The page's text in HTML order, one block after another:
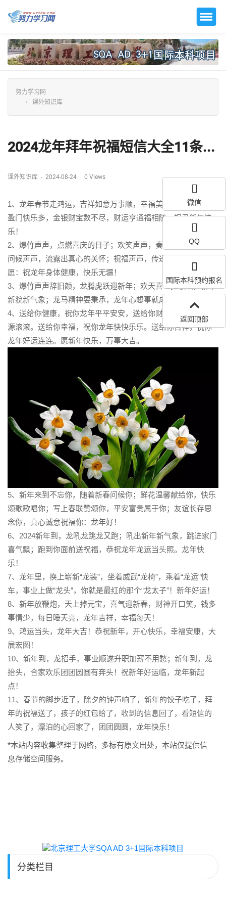
努力学习网
课外知识库
2024龙年拜年祝福短信大全11条...
课外知识库 - 2024-08-24 0 Views
1、龙年春节走鸿运，吉祥如意万事顺，幸福美满乐开怀，喜气
盈门快乐多，金银财宝数不尽，财运亨通福相随，祝君新年快
乐！
2、爆竹声声，点燃喜庆的日子；欢笑声声，奏响新年的开始；
问候声声，流露出真心的关怀；祝福声声，传递着诚挚的祝
愿：祝龙年身体健康，快乐无疆！
3、爆竹声声辞旧颜，龙腾虎跃迎新年；欢天喜地把歌唱，新年
新貌新气象；龙马精神要秉承，龙年心想事就成！
4、送给你健康，祝你龙年平平安安，送给你财富，祝你龙年财
源滚滚。送给你幸福，祝你龙年快快乐乐。送给你吉祥，祝你
龙年好运连连。愿新年快乐，万事大吉。
5、新年来到不忘你，随着新春问候你；鲜花温馨献给你，快乐
颂歌歌唱你；写上春联赞颂你，平安富贵属于你；友谊长存思
念你，真心诚意祝福你：龙年好！
6、2024新年到，龙吼龙跳龙又跑；吼出新年新气象，跳进家门
喜气飘；跑到你面前送祝福，恭祝龙年龙运当头照。龙年快
乐！
7、龙年里，换上崭新“龙装”，坐着威武“龙椅”，乘着“龙运”快
车，事业上做“龙头”，你就是最红的那个“龙太子”！新年好运！
8、新年放鞭炮，天上掉元宝，喜气迎新春，财神开口笑，钱多
事情少，每日睡天亮，龙年吉祥，幸福每天！
9、鸿运当头，龙年大吉！恭祝新年，开心快乐，幸福安康，大
展宏图！
10、新年到，龙招手，事业顺遂升职加薪不用愁；新年到，龙
抬头，合家欢乐团团圆圆有奔头！祝新年好运临，龙年新起
点！
11、春节的脚步近了，除夕的钟声响了，新年的饺子吃了，拜
年的祝福送了，孩子的红包给了，收到的信息回了，看短信的
人笑了，漂泊的心回家了，团团圆圆，龙年快乐！
*本站内容收集整理于网络，多标有原文出处，本站仅提供信
息存储空间服务。
分类栏目
微信
QQ
国际本科预约报名
返回顶部